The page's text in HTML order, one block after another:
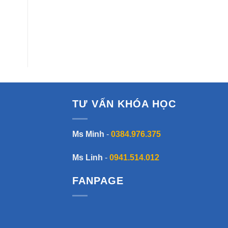
TƯ VẤN KHÓA HỌC
Ms Minh - 0384.976.375
Ms Linh - 0941.514.012
FANPAGE